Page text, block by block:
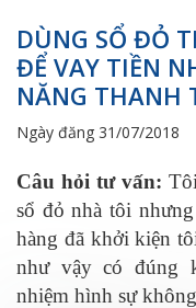
DÙNG SỔ ĐỎ
ĐỂ VAY TIỀN
NĂNG THANH
Ngày đăng 31/07/2018
Câu hỏi tư vấn:
sổ đỏ nhà tôi
hàng đã khởi kiện
như vậy có đúng
nhiệm hình sự